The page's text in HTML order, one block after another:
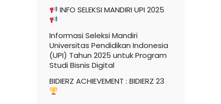
INFO SELEKSI MANDIRI UPI 2025
Informasi Seleksi Mandiri
Universitas Pendidikan Indonesia
(UPI) Tahun 2025 untuk Program
Studi Bisnis Digital
BIDIERZ ACHIEVEMENT : BIDIERZ 23